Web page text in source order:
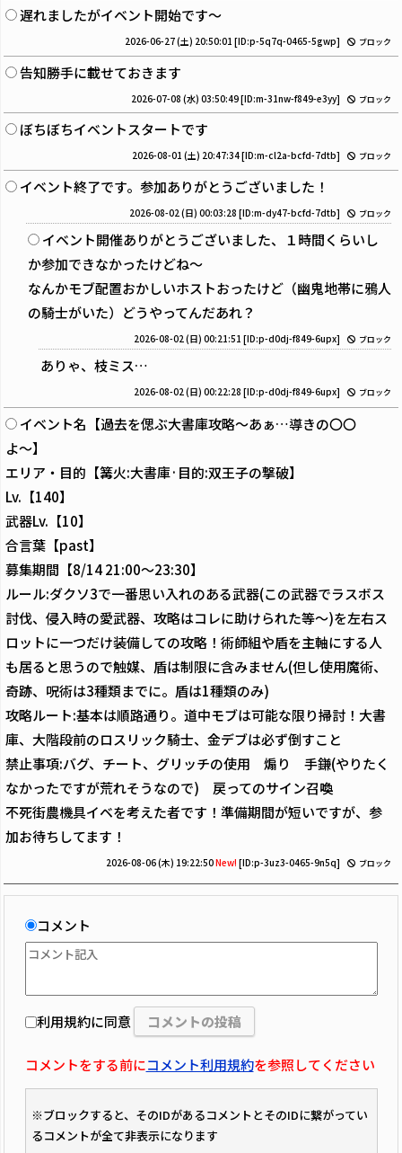
遅れましたがイベント開始です〜
2026-06-27 (土) 20:50:01 [ID:p-5q7q-0465-5gwp] ブロック
告知勝手に載せておきます
2026-07-08 (水) 03:50:49[ID:m-31nw-f849-e3yy] ブロック
ぼちぼちイベントスタートです
2026-08-01 (土) 20:47:34[ID:m-cl2a-bcfd-7dtb] ブロック
イベント終了です。参加ありがとうございました！
2026-08-02 (日) 00:03:28 [ID:m-dy47-bcfd-7dtb] ブロック
イベント開催ありがとうございました、１時間くらいし
か参加できなかったけどね～
なんかモブ配置おかしいホストおったけど（幽鬼地帯に鴉人
の騎士がいた）どうやってんだあれ？
2026-08-02 (日) 00:21:51 [ID:p-d0dj-f849-6upx] ブロック
ありゃ、枝ミス…
2026-08-02 (日) 00:22:28 [ID:p-d0dj-f849-6upx] ブロック
イベント名【過去を偲ぶ大書庫攻略〜あぁ…導きの〇〇
よ〜】
エリア・目的【篝火:大書庫·目的:双王子の撃破】
Lv.【140】
武器Lv.【10】
合言葉【past】
募集期間【8/14 21:00〜23:30】
ルール:ダクソ3で一番思い入れのある武器(この武器でラスボス
討伐、侵入時の愛武器、攻略はコレに助けられた等〜)を左右ス
ロットに一つだけ装備しての攻略！術師組や盾を主軸にする人
も居ると思うので触媒、盾は制限に含みません(但し使用魔術、
奇跡、呪術は3種類までに。盾は1種類のみ)
攻略ルート:基本は順路通り。道中モブは可能な限り掃討！大書
庫、大階段前のロスリック騎士、金デブは必ず倒すこと
禁止事項:バグ、チート、グリッチの使用 煽り 手鎌(やりたく
なかったですが荒れそうなので) 戻ってのサイン召喚
不死街農機具イベを考えた者です！準備期間が短いですが、参
加お待ちしてます！
2026-08-06 (木) 19:22:50New! [ID:p-3uz3-0465-9n5q] ブロック
コメント
利用規約に同意
コメントをする前にコメント利用規約を参照してください
※ブロックすると、そのIDがあるコメントとそのIDに繋がってい
るコメントが全て非表示になります